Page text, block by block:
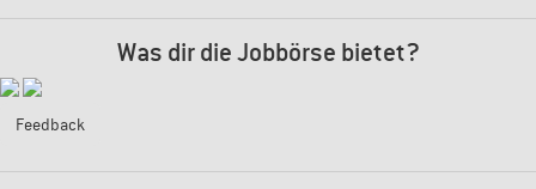
Was dir die Jobbörse bietet?
Feedback